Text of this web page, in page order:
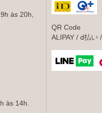
às 20h,
às 14h.
QR Code
ALIPAY / d払い